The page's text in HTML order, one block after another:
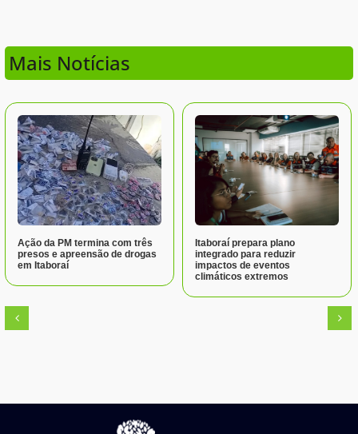
Mais Notícias
Ação da PM termina com três
presos e apreensão de drogas
em Itaboraí
Itaboraí prepara plano
integrado para reduzir
impactos de eventos
climáticos extremos